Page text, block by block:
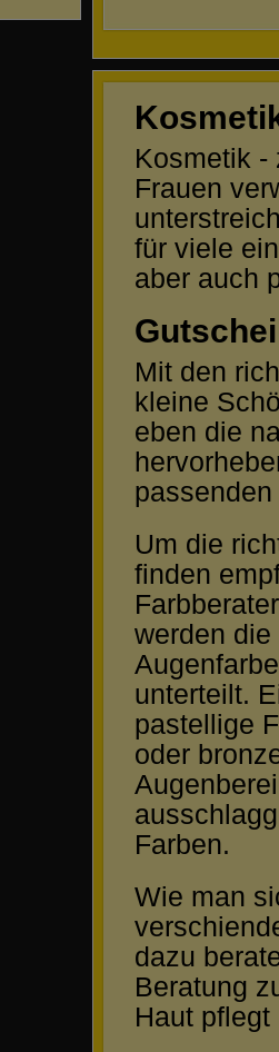
Kosmetik -
Frauen
für viele
aber auch
Mit den
kleine
eben die
Um die
finden
werden
unterteilt.
pastellige
oder
Farben.
Wie man
dazu
Beratung
Haut